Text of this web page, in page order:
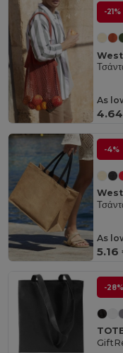
-21%
As
-4%
As
5.16
-28%